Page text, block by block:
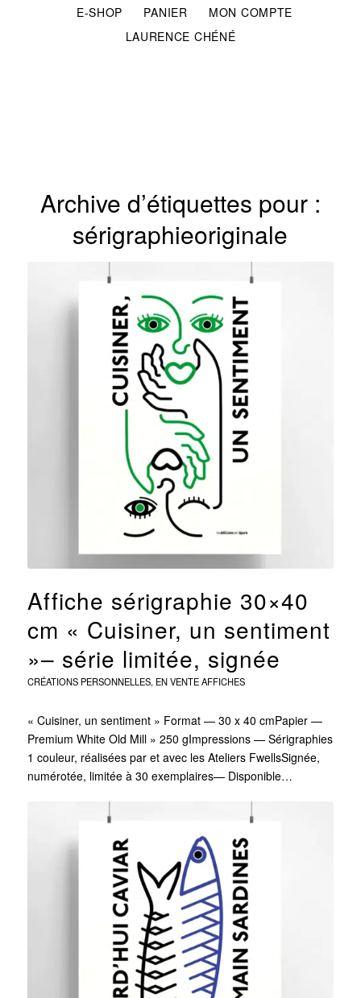
E-SHOP PANIER
MON COMPTE
LAURENCE CHÉNÉ
Archive d’étiquettes pour :
sérigraphieoriginale
Affiche sérigraphie 30×40
cm « Cuisiner, un sentiment
»– série limitée, signée
CRÉATIONS PERSONNELLES, EN VENTE AFFICHES
« Cuisiner, un sentiment » Format — 30 x 40 cmPapier —
Premium White Old Mill » 250 gImpressions — Sérigraphies
1 couleur, réalisées par et avec les Ateliers FwellsSignée,
numérotée, limitée à 30 exemplaires— Disponible…